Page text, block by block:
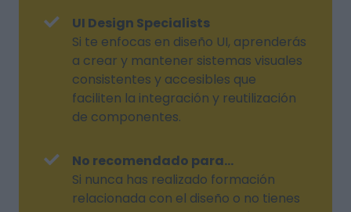
UI Design Specialists
Si te enfocas en diseño UI, aprenderás
a crear y mantener sistemas visuales
consistentes y accesibles que
faciliten la integración y reutilización
de componentes.
No recomendado para...
Si nunca has realizado formación
relacionada con el diseño o no tienes